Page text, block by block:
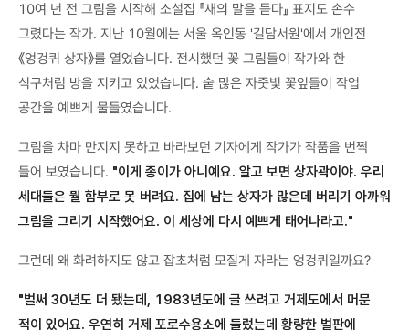
10여 년 전 그림을 시작해 소설집 『새의 말을 듣다』 표지도 손수
그렸다는 작가. 지난 10월에는 서울 옥인동 '길담서원'에서 개인전
《엉겅퀴 상자》를 열었습니다. 전시했던 꽃 그림들이 작가와 한
식구처럼 방을 지키고 있었습니다. 숱 많은 자줏빛 꽃잎들이 작업
공간을 예쁘게 물들였습니다.
그림을 차마 만지지 못하고 바라보던 기자에게 작가가 작품을 번쩍
들어 보였습니다. "이게 종이가 아니예요. 알고 보면 상자곽이야. 우리
세대들은 뭘 함부로 못 버려요. 집에 남는 상자가 많은데 버리기 아까워
그림을 그리기 시작했어요. 이 세상에 다시 예쁘게 태어나라고."
그런데 왜 화려하지도 않고 잡초처럼 모질게 자라는 엉겅퀴일까요?
"벌써 30년도 더 됐는데, 1983년도에 글 쓰려고 거제도에서 머문
적이 있어요. 우연히 거제 포로수용소에 들렀는데 황량한 벌판에